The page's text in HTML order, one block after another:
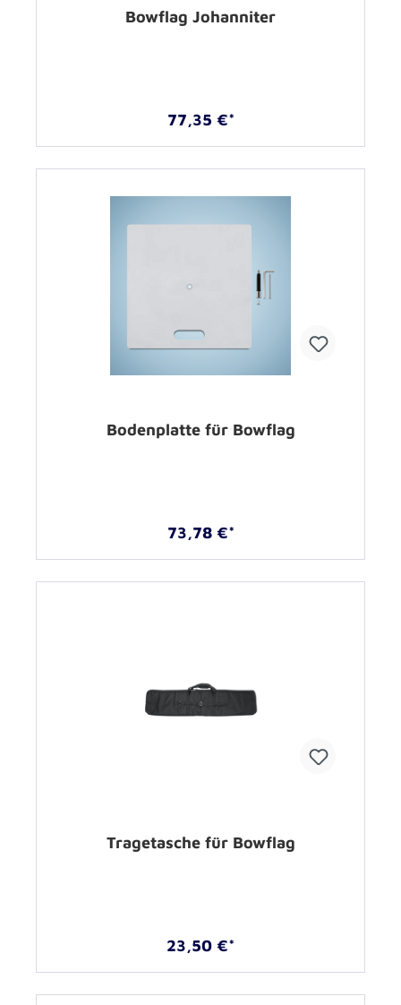
Bowflag Johanniter
77,35 €*
Bodenplatte für Bowflag
73,78 €*
Tragetasche für Bowflag
23,50 €*